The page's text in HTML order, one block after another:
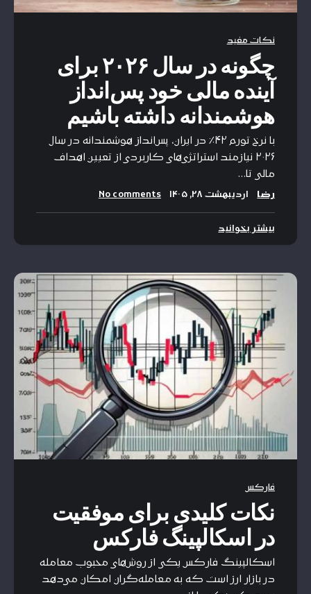
نکات مفید
چگونه در سال ۲۰۲۶ برای
آینده مالی خود پس‌انداز
هوشمندانه داشته باشیم
با نرخ تورم ۴۲٪ در ایران، پس‌انداز هوشمندانه در سال
۲۰۲۶ نیازمند استراتژی‌های کاربردی از تعیین اهداف
مالی تا…
رضا اردیبهشت ۲۸, ۱۴۰۵ No comments
بیشتر بخوانید
فارکس
نکات کلیدی برای موفقیت
در اسکالپینگ فارکس
اسکالپینگ فارکس یکی از روش‌های محبوب معامله
در بازار ارز است که به معامله‌گران امکان می‌دهد